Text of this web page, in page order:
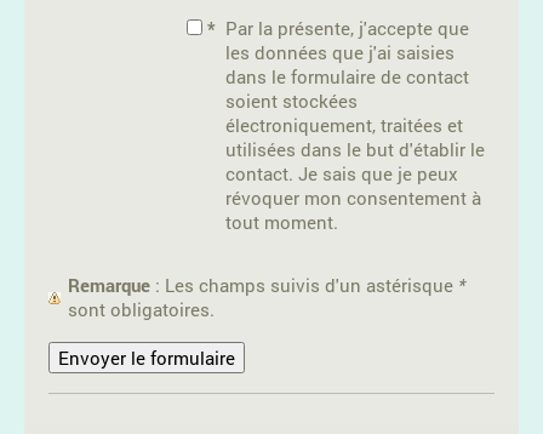
* Par la présente, j'accepte que
les données que j'ai saisies
dans le formulaire de contact
soient stockées
électroniquement, traitées et
utilisées dans le but d'établir le
contact. Je sais que je peux
révoquer mon consentement à
tout moment.
Remarque : Les champs suivis d'un astérisque *
sont obligatoires.